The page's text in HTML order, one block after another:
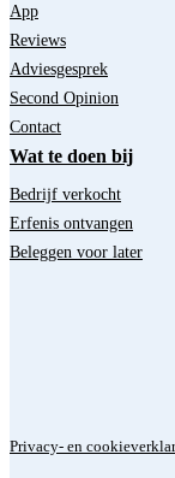
App
Reviews
Adviesgesprek
Second Opinion
Contact
Wat te doen bij
Bedrijf verkocht
Erfenis ontvangen
Beleggen voor later
Privacy- en